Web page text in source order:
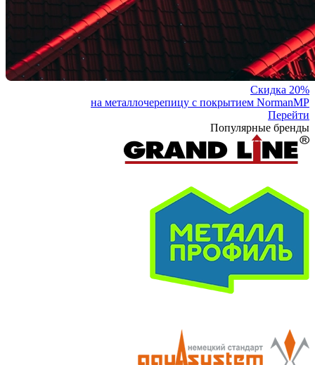
Скидка 20%
на металлочерепицу с покрытием NormanMP
Перейти
Популярные бренды